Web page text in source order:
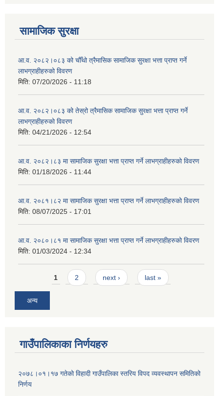
सामाजिक सुरक्षा
आ.व. २०८२।०८३ को चौँथो त्रैमासिक सामाजिक सुरक्षा भत्ता प्राप्त गर्ने
लाभग्राहीहरुको विवरण
मिति: 07/20/2026 - 11:18
आ.व. २०८२।०८३ को तेस्रो त्रैमासिक सामाजिक सुरक्षा भत्ता प्राप्त गर्ने
लाभग्राहीहरुको विवरण
मिति: 04/21/2026 - 12:54
आ.व. २०८२।८३ मा सामाजिक सुरक्षा भत्ता प्राप्त गर्ने लाभग्राहीहरुको विवरण
मिति: 01/18/2026 - 11:44
आ.व. २०८१।८२ मा सामाजिक सुरक्षा भत्ता प्राप्त गर्ने लाभग्राहीहरुको विवरण
मिति: 08/07/2025 - 17:01
आ.व. २०८०।८१ मा सामाजिक सुरक्षा भत्ता प्राप्त गर्ने लाभग्राहीहरुको विवरण
मिति: 01/03/2024 - 12:34
Pages1 2 next › last »
अन्य
गाउँपालिकाका निर्णयहरु
२०७८।०१।१७ गतेको विहादी गाउँपालिका स्तरिय विपद व्यवस्थापन समितिको
निर्णय